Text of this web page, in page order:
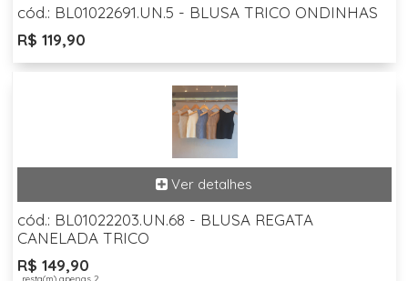
cód.: BL01022691.UN.5 - BLUSA TRICO ONDINHAS
R$ 119,90
cód.: BL01022203.UN.68 - BLUSA REGATA
CANELADA TRICO
R$ 149,90